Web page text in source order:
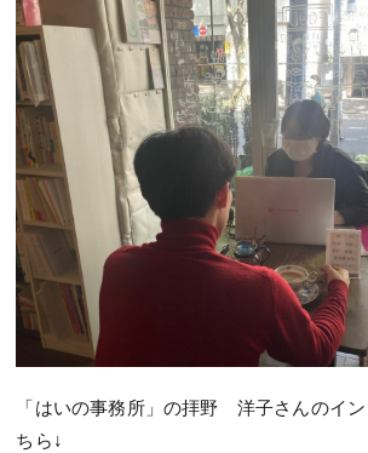
「はいの事務所」の拝野 洋子さんのイ
ちら↓